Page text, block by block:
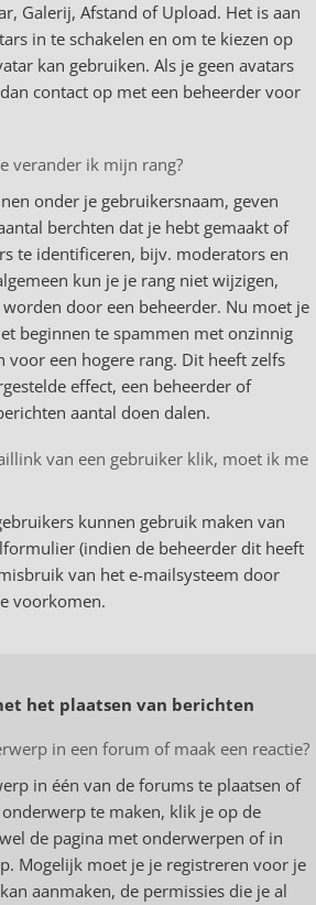
Galerij, Afstand of Upload. Het is aan
in te schakelen en om te kiezen op
kan gebruiken. Als je geen avatars
contact op met een beheerder voor
verander ik mijn rang?
onder je gebruikersnaam, geven
berchten dat je hebt gemaakt of
te identificeren, bijv. moderators en
kun je je rang niet wijzigen,
worden door een beheerder. Nu moet je
beginnen te spammen met onzinnig
voor een hogere rang. Dit heeft zelfs
effect, een beheerder of
aantal doen dalen.
van een gebruiker klik, moet ik me
kunnen gebruik maken van
(indien de beheerder dit heeft
van het e-mailsysteem door
voorkomen.
het plaatsen van berichten
in een forum of maak een reactie?
in één van de forums te plaatsen of
te maken, klik je op de
de pagina met onderwerpen of in
Mogelijk moet je je registreren voor je
aanmaken, de permissies die je al